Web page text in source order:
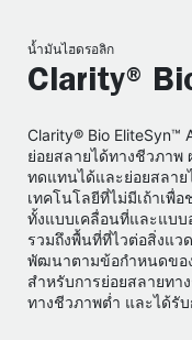
น้ำมันไฮดรอลิก
Clarity®
Clarity® Bio EliteSyn™
ย่อยสลายได้ทางชีวภาพ
ทดแทนได้และย่อยสลา
เทคโนโลยีที่ไม่มีเถ้าเพื่
ทั้งแบบเคลื่อนที่และแบบ
รวมถึงพื้นที่ที่ไวต่อสิ่งแว
พัฒนาตามข้อกำหนดของ
สำหรับการย่อยสลายทา
ทางชีวภาพต่ำ และได้รับ